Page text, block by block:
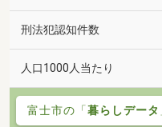
刑法犯認知件数
人口1000人当たり
富士市の「暮らしデータ